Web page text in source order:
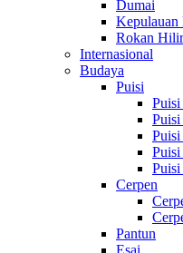
Dumai
Kepulauan
Rokan Hilir
Internasional
Budaya
Puisi
Cerpen
Pantun
Esai